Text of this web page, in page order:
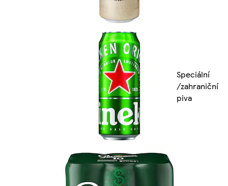
Speciální
/zahraniční
piva